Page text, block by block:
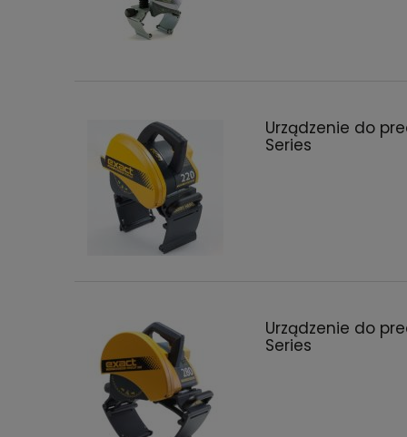
Urządzenie do
Series
Urządzenie do
Series